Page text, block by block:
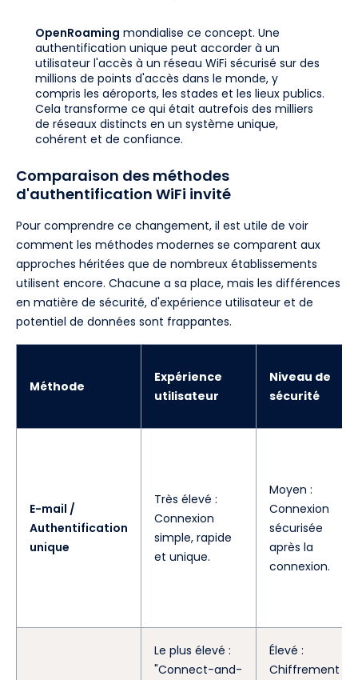
OpenRoaming mondialise ce concept. Une
authentification unique peut accorder à un
utilisateur l'accès à un réseau WiFi sécurisé sur des
millions de points d'accès dans le monde, y
compris les aéroports, les stades et les lieux publics.
Cela transforme ce qui était autrefois des milliers
de réseaux distincts en un système unique,
cohérent et de confiance.
Comparaison des méthodes
d'authentification WiFi invité
Pour comprendre ce changement, il est utile de voir
comment les méthodes modernes se comparent aux
approches héritées que de nombreux établissements
utilisent encore. Chacune a sa place, mais les différences
en matière de sécurité, d'expérience utilisateur et de
potentiel de données sont frappantes.
Méthode
Expérience
utilisateur
Niveau de
sécurité
E-mail /
Authentification
unique
Très élevé :
Connexion
simple, rapide
et unique.
Moyen :
Connexion
sécurisée
après la
connexion.
Le plus élevé :
"Connect-and-
Élevé :
Chiffrement